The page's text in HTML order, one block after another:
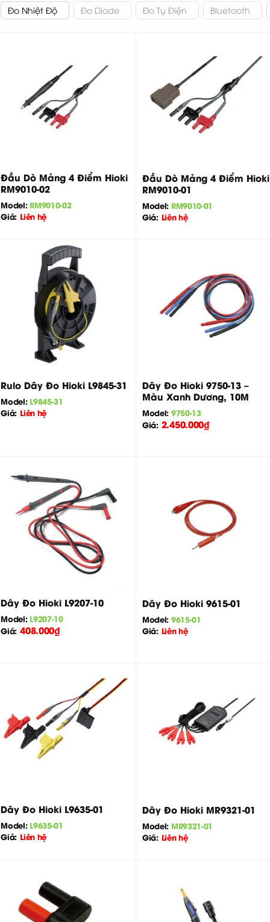
Đo Nhiệt Độ Đo Diode Đo Tụ Điện Bluetooth
Đầu Dò Mảng 4 Điểm Hioki
RM9010-02
Model: RM9010-02
Giá: Liên hệ
Đầu Dò Mảng 4 Điểm Hioki
RM9010-01
Model: RM9010-01
Giá: Liên hệ
Rulo Dây Đo Hioki L9845-31
Model: L9845-31
Giá: Liên hệ
Dây Đo Hioki 9750-13 –
Màu Xanh Dương, 10M
Model: 9750-13
Giá: 2.450.000₫
Dây Đo Hioki L9207-10
Model: L9207-10
Giá: 408.000₫
Dây Đo Hioki 9615-01
Model: 9615-01
Giá: Liên hệ
Dây Đo Hioki L9635-01
Model: L9635-01
Giá: Liên hệ
Dây Đo Hioki MR9321-01
Model: MR9321-01
Giá: Liên hệ